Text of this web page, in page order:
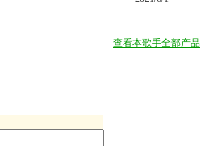
查看本歌手全部产品